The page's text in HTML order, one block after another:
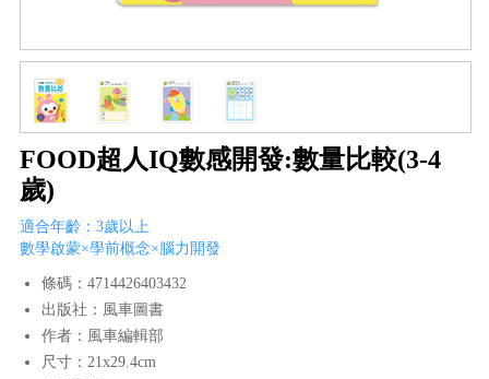
FOOD超人IQ數感開發:數量比較(3-4
歲)
適合年齡：3歲以上
數學啟蒙×學前概念×腦力開發
條碼：4714426403432
出版社：風車圖書
作者：風車編輯部
尺寸：21x29.4cm